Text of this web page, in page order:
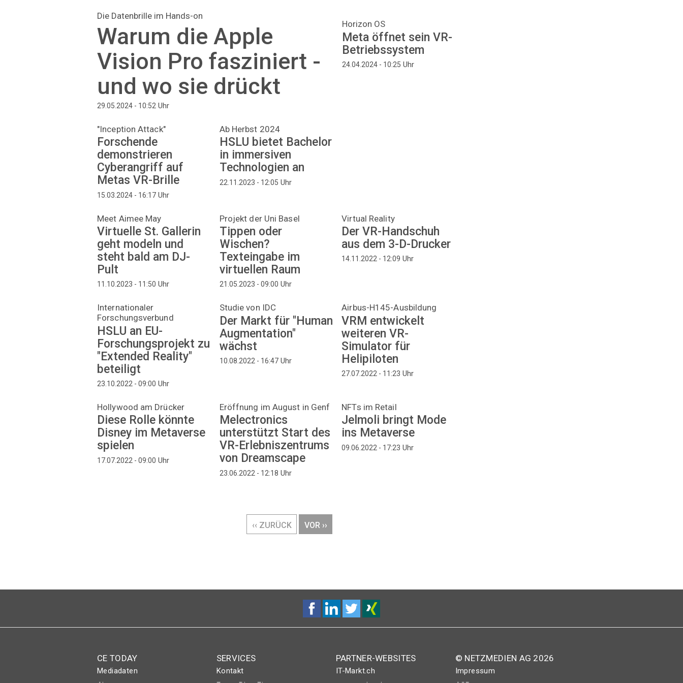
Die Datenbrille im Hands-on
Warum die Apple
Vision Pro fasziniert -
und wo sie drückt
29.05.2024 - 10:52 Uhr
Horizon OS
Meta öffnet sein VR-
Betriebssystem
24.04.2024 - 10:25 Uhr
"Inception Attack"
Forschende
demonstrieren
Cyberangriff auf
Metas VR-Brille
15.03.2024 - 16:17 Uhr
Ab Herbst 2024
HSLU bietet Bachelor
in immersiven
Technologien an
22.11.2023 - 12:05 Uhr
Meet Aimee May
Virtuelle St. Gallerin
geht modeln und
steht bald am DJ-
Pult
11.10.2023 - 11:50 Uhr
Projekt der Uni Basel
Tippen oder
Wischen?
Texteingabe im
virtuellen Raum
21.05.2023 - 09:00 Uhr
Virtual Reality
Der VR-Handschuh
aus dem 3-D-Drucker
14.11.2022 - 12:09 Uhr
Internationaler
Forschungsverbund
HSLU an EU-
Forschungsprojekt zu
"Extended Reality"
beteiligt
23.10.2022 - 09:00 Uhr
Studie von IDC
Der Markt für "Human
Augmentation"
wächst
10.08.2022 - 16:47Uhr
Airbus-H145-Ausbildung
VRM entwickelt
weiteren VR-
Simulator für
Helipiloten
27.07.2022 - 11:23 Uhr
Hollywood am Drücker
Diese Rolle könnte
Disney im Metaverse
spielen
17.07.2022 - 09:00 Uhr
Eröffnung im August in Genf
Melectronics
unterstützt Start des
VR-Erlebniszentrums
von Dreamscape
23.06.2022 - 12:18 Uhr
NFTs im Retail
Jelmoli bringt Mode
ins Metaverse
09.06.2022 - 17:23 Uhr
VORHERIGE
‹‹ ZURÜCK
NÄCHSTE
VOR ››
CE TODAY
Mediadaten
SERVICES
Kontakt
PARTNER-WEBSITES
IT-Markt.ch
© NETZMEDIEN AG 2026
Impressum